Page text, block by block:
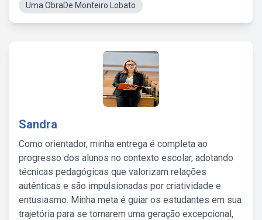
Uma ObraDe Monteiro Lobato
Sandra
Como orientador, minha entrega é completa ao
progresso dos alunos no contexto escolar, adotando
técnicas pedagógicas que valorizam relações
autênticas e são impulsionadas por criatividade e
entusiasmo. Minha meta é guiar os estudantes em sua
trajetória para se tornarem uma geração excepcional,